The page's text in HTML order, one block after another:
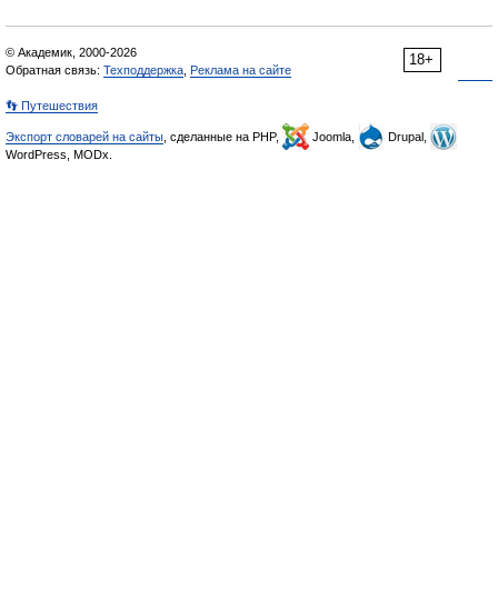
18+
© Академик, 2000-2026
Обратная связь: Техподдержка Реклама на сайте
👣 Путешествия
Экспорт словарей на сайты , сделанные на PHP, Joomla,
Drupal,
WordPress, MODx.